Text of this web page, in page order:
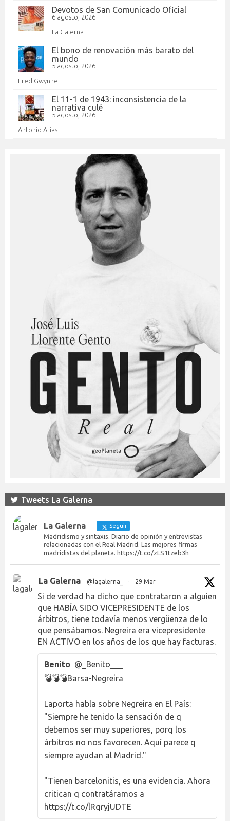
Devotos de San Comunicado Oficial
6 agosto, 2026
La Galerna
El bono de renovación más barato del
mundo
5 agosto, 2026
Fred Gwynne
El 11-1 de 1943: inconsistencia de la
narrativa culé
5 agosto, 2026
Antonio Arias
Tweets La Galerna
La Galerna Seguir
Madridismo y sintaxis. Diario de opinión y entrevistas
relacionadas con el Real Madrid. Las mejores firmas
madridistas del planeta. https://t.co/zLS1tzeb3h
La Galerna @lagalerna_ · 29 Mar
Si de verdad ha dicho que contrataron a alguien
que HABÍA SIDO VICEPRESIDENTE de los
árbitros, tiene todavía menos vergüenza de lo
que pensábamos. Negreira era vicepresidente
EN ACTIVO en los años de los que hay facturas.
Benito @_Benito___
💣💣💣Barsa-Negreira
Laporta habla sobre Negreira en El País:
"Siempre he tenido la sensación de q
debemos ser muy superiores, porq los
árbitros no nos favorecen. Aquí parece q
siempre ayudan al Madrid."
"Tienen barcelonitis, es una evidencia. Ahora
critican q contratáramos a
https://t.co/lRqryjUDTE